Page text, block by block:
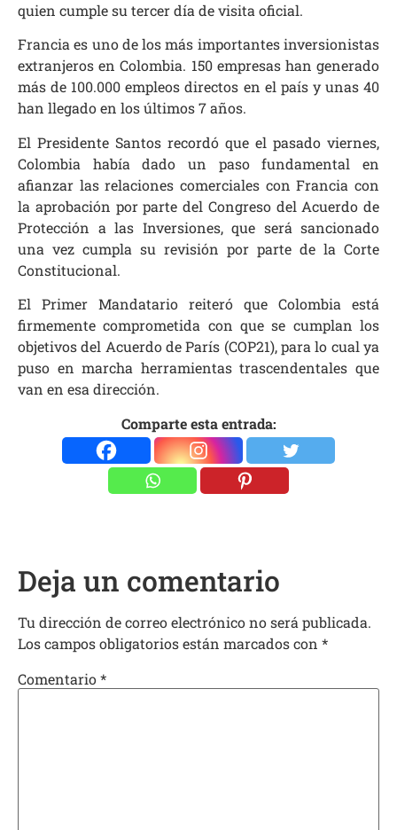
quien cumple su tercer día de visita oficial.
Francia es uno de los más importantes inversionistas
extranjeros en Colombia. 150 empresas han generado
más de 100.000 empleos directos en el país y unas 40
han llegado en los últimos 7 años.
El Presidente Santos recordó que el pasado viernes,
Colombia había dado un paso fundamental en
afianzar las relaciones comerciales con Francia con
la aprobación por parte del Congreso del Acuerdo de
Protección a las Inversiones, que será sancionado
una vez cumpla su revisión por parte de la Corte
Constitucional.
El Primer Mandatario reiteró que Colombia está
firmemente comprometida con que se cumplan los
objetivos del Acuerdo de París (COP21), para lo cual ya
puso en marcha herramientas trascendentales que
van en esa dirección.
Comparte esta entrada:
Deja un comentario
Tu dirección de correo electrónico no será publicada.
Los campos obligatorios están marcados con *
Comentario*